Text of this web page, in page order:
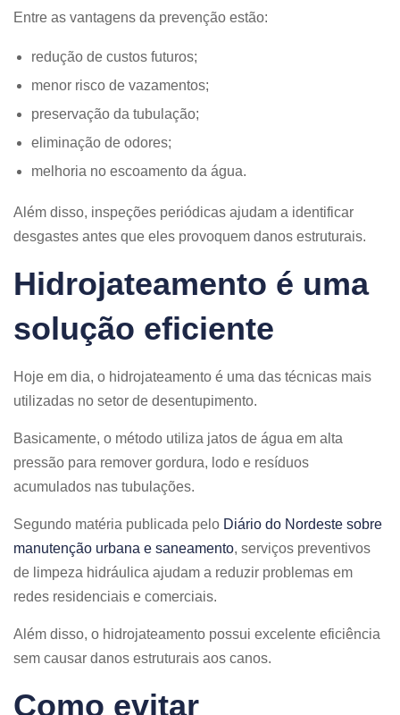
Entre as vantagens da prevenção estão:
redução de custos futuros;
menor risco de vazamentos;
preservação da tubulação;
eliminação de odores;
melhoria no escoamento da água.
Além disso, inspeções periódicas ajudam a identificar
desgastes antes que eles provoquem danos estruturais.
Hidrojateamento é uma
solução eficiente
Hoje em dia, o hidrojateamento é uma das técnicas mais
utilizadas no setor de desentupimento.
Basicamente, o método utiliza jatos de água em alta
pressão para remover gordura, lodo e resíduos
acumulados nas tubulações.
Segundo matéria publicada pelo Diário do Nordeste sobre
manutenção urbana e saneamento, serviços preventivos
de limpeza hidráulica ajudam a reduzir problemas em
redes residenciais e comerciais.
Além disso, o hidrojateamento possui excelente eficiência
sem causar danos estruturais aos canos.
Como evitar